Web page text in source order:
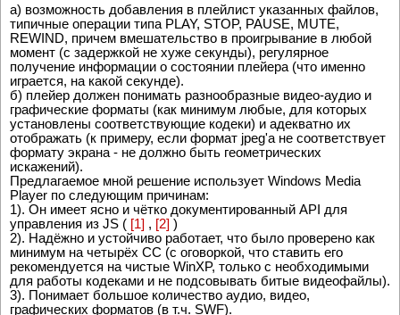
а) возможность добавления в плейлист указанных файлов,
типичные операции типа PLAY, STOP, PAUSE, MUTE,
REWIND, причем вмешательство в проигрывание в любой
момент (с задержкой не хуже секунды), регулярное
получение информации о состоянии плейера (что именно
играется, на какой секунде).
б) плейер должен понимать разнообразные видео-аудио и
графические форматы (как минимум любые, для которых
установлены соответствующие кодеки) и адекватно их
отображать (к примеру, если формат jpeg'а не соответствует
формату экрана - не должно быть геометрических
искажений).
Предлагаемое мной решение использует Windows Media
Player по следующим причинам:
1). Он имеет ясно и чётко документированный API для
управления из JS ( [1] , [2] )
2). Надёжно и устойчиво работает, что было проверено как
минимум на четырёх CC (с оговоркой, что ставить его
рекомендуется на чистые WinXP, только с необходимыми
для работы кодеками и не подсовывать битые видеофайлы).
3). Понимает большое количество аудио, видео,
графических форматов (в т.ч. SWF).